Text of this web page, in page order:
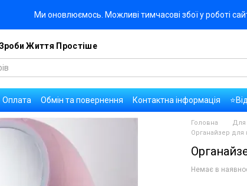
Ми оновлюємось. Можливі тимчасові збої у роботі
Життя Простіше
Оплата Обмін та повернення Контактна інформація
оферти Угода користувача Правила публікації коментарів
Головна Для
Органайзер для
Немає в